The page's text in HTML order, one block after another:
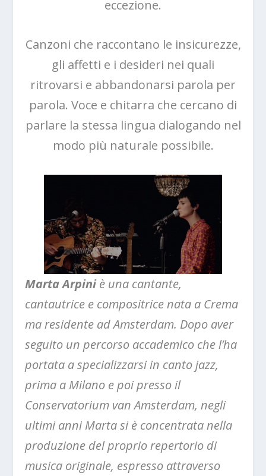
eccezione.
Canzoni che raccontano le insicurezze,
gli affetti e i desideri nei quali
ritrovarsi e abbandonarsi parola per
parola. Voce e chitarra che cercano di
parlare la stessa lingua dialogando nel
modo più naturale possibile.
Marta Arpiniè una cantante,
cantautrice e compositrice nata a Crema
ma residente ad Amsterdam. Dopo aver
seguito un percorso accademico che l’ha
portata a specializzarsi in canto jazz,
prima a Milano e poi presso il
Conservatorium van Amsterdam, negli
ultimi anni Marta si è concentrata nella
produzione del proprio repertorio di
musica originale, espresso attraverso